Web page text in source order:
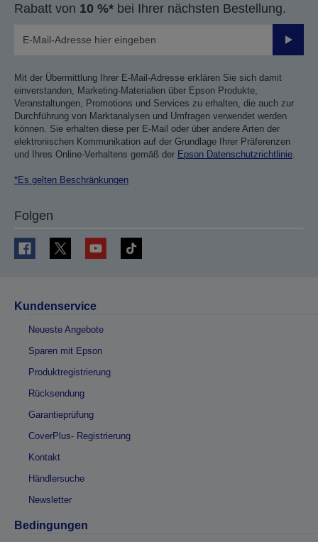
Rabatt von 10 %* bei Ihrer nächsten Bestellung.
Mit der Übermittlung Ihrer E-Mail-Adresse erklären Sie sich damit
einverstanden, Marketing-Materialien über Epson Produkte,
Veranstaltungen, Promotions und Services zu erhalten, die auch zur
Durchführung von Marktanalysen und Umfragen verwendet werden
können. Sie erhalten diese per E-Mail oder über andere Arten der
elektronischen Kommunikation auf der Grundlage Ihrer Präferenzen
und Ihres Online-Verhaltens gemäß der Epson Datenschutzrichtlinie
*Es gelten Beschränkungen
Folgen
Kundenservice
Neueste Angebote
Sparen mit Epson
Produktregistrierung
Rücksendung
Garantieprüfung
CoverPlus- Registrierung
Kontakt
Händlersuche
Newsletter
Bedingungen